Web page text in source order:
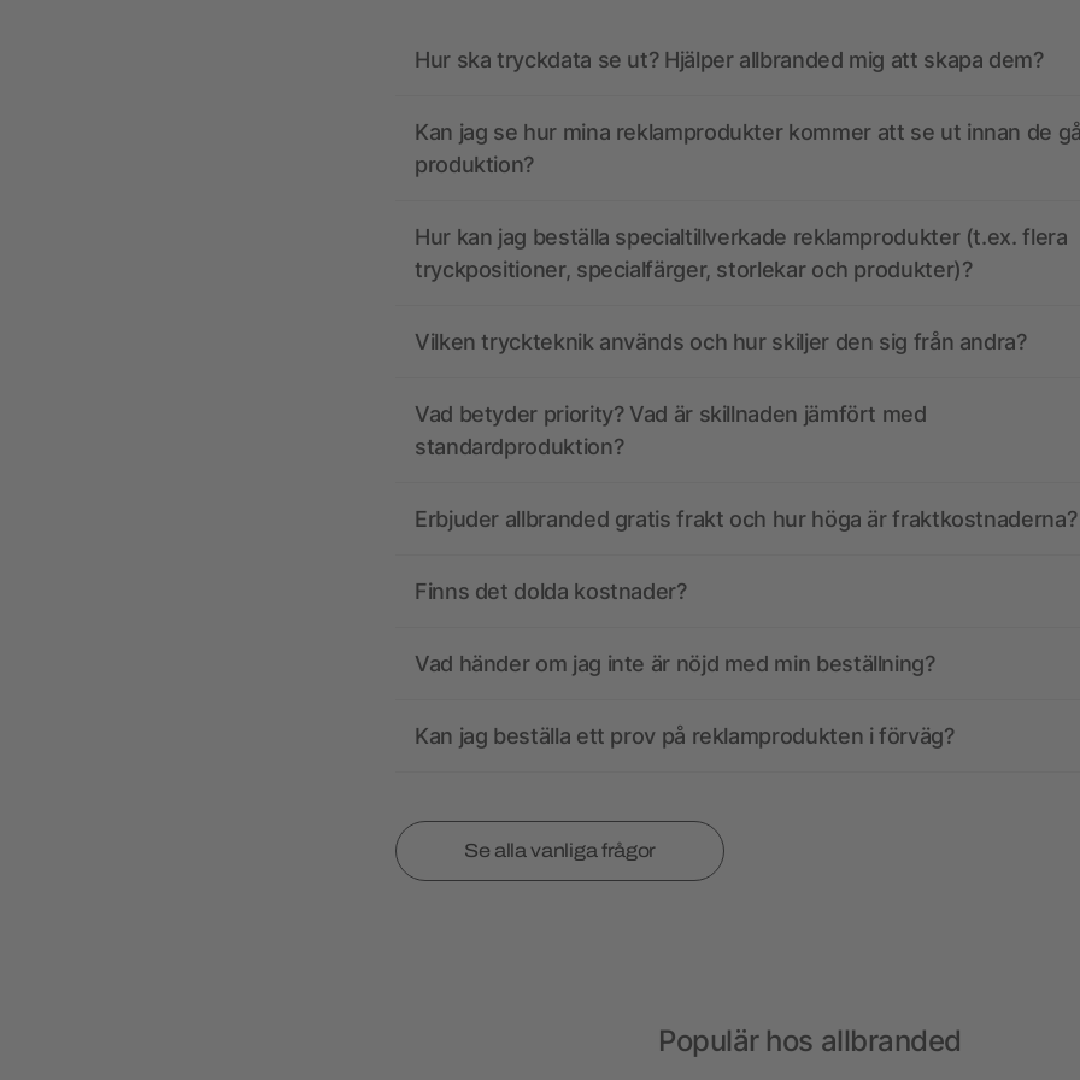
Hur ska tryckdata se ut? Hjälper allbranded mig att skapa dem?
Kan jag se hur mina reklamprodukter kommer att se ut innan de
produktion?
Hur kan jag beställa specialtillverkade reklamprodukter (t.ex. flera
tryckpositioner, specialfärger, storlekar och produkter)?
Vilken tryckteknik används och hur skiljer den sig från andra?
Vad betyder priority? Vad är skillnaden jämfört med
standardproduktion?
Erbjuder allbranded gratis frakt och hur höga är fraktkostnaderna?
Finns det dolda kostnader?
Vad händer om jag inte är nöjd med min beställning?
Kan jag beställa ett prov på reklamprodukten i förväg?
Se alla vanliga frågor
Populär hos allbranded